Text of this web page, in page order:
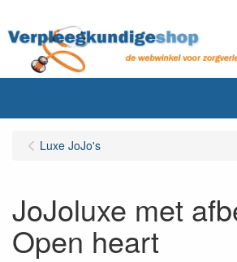
Luxe JoJo's
JoJoluxe met
Open heart